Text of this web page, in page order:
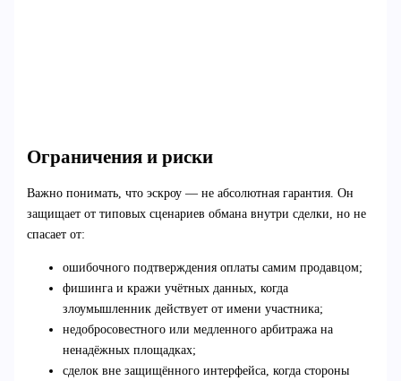
Ограничения и риски
Важно понимать, что эскроу — не абсолютная гарантия. Он
защищает от типовых сценариев обмана внутри сделки, но не
спасает от:
ошибочного подтверждения оплаты самим продавцом;
фишинга и кражи учётных данных, когда
злоумышленник действует от имени участника;
недобросовестного или медленного арбитража на
ненадёжных площадках;
сделок вне защищённого интерфейса, когда стороны